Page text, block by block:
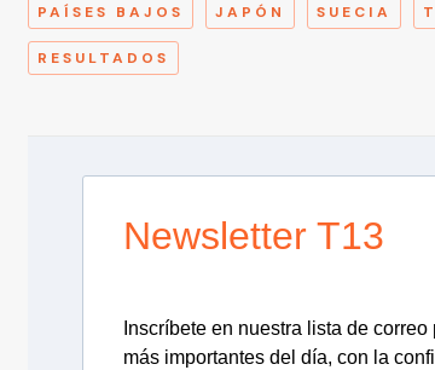
PAÍSES BAJOS JAPÓN SUECIA
RESULTADOS
Newsletter T13
Inscríbete en nuestra lista de
más importantes del día, con la